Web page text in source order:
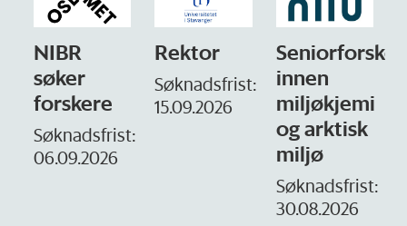
NIBR
søker
forskere
Søknadsfrist:
06.09.2026
Rektor
Søknadsfrist:
15.09.2026
Seniorforsker
innen
miljøkjemi
og arktisk
miljø
Søknadsfrist:
30.08.2026